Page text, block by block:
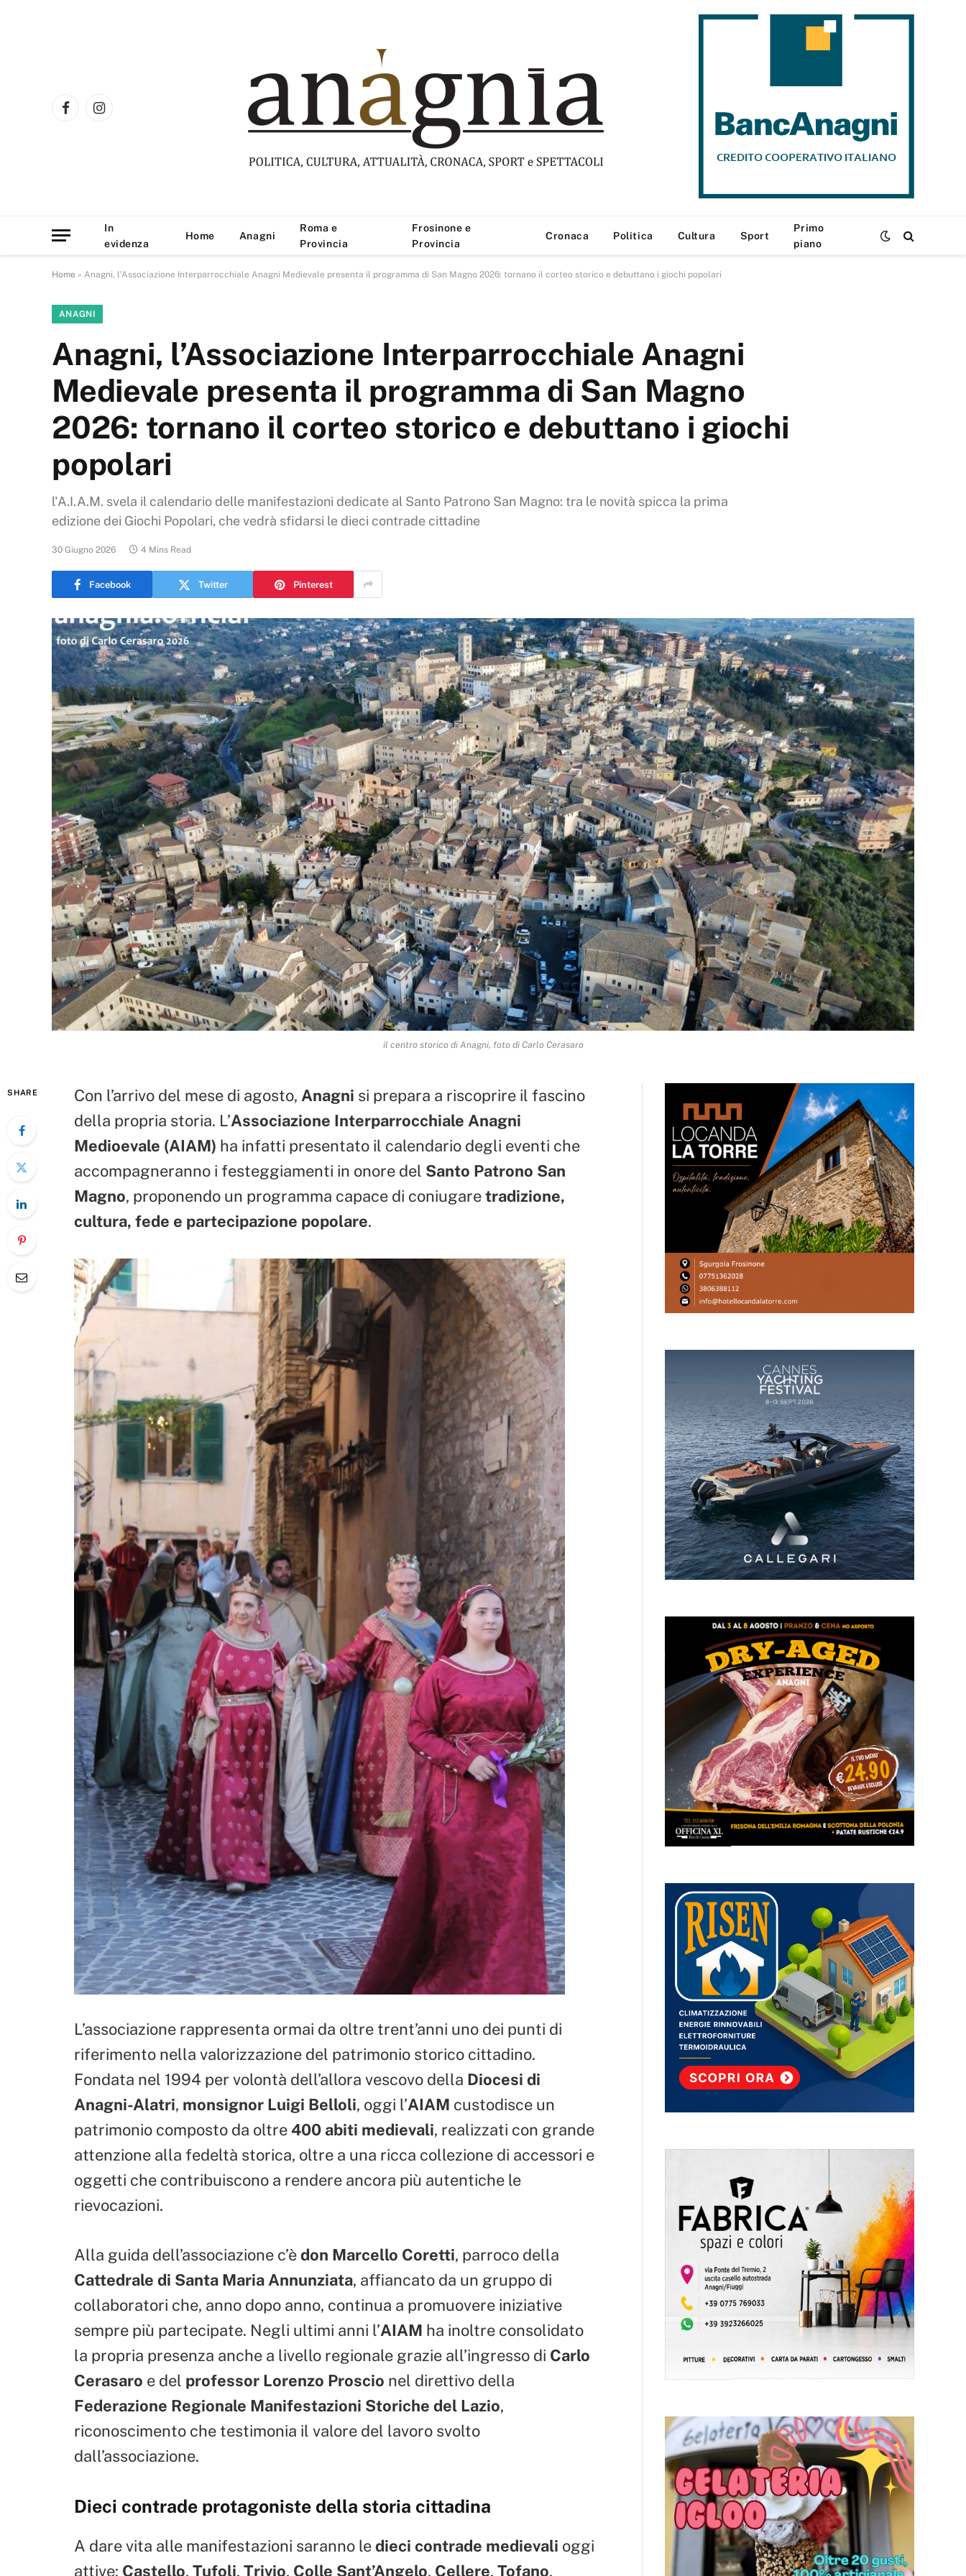
FacebookInstagram
In
evidenza
Home Anagni
Roma e
Provincia
Frosinone e
Provincia
Cronaca Politica Cultura Sport
Primo
piano
Home » Anagni, l’Associazione Interparrocchiale Anagni Medievale presenta il programma di San Magno 2026: tornano il corteo storico e debuttano i giochi popolari
ANAGNI
Anagni, l’Associazione Interparrocchiale Anagni
Medievale presenta il programma di San Magno
2026: tornano il corteo storico e debuttano i giochi
popolari
l'A.I.A.M. svela il calendario delle manifestazioni dedicate al Santo Patrono San Magno: tra le novità spicca la prima
edizione dei Giochi Popolari, che vedrà sfidarsi le dieci contrade cittadine
30 Giugno 2026 4 Mins Read
Facebook Twitter Pinterest
il centro storico di Anagni, foto di Carlo Cerasaro
SHARE Con l’arrivo del mese di agosto, Anagni si prepara a riscoprire il fascino
della propria storia. L’Associazione Interparrocchiale Anagni
Medioevale (AIAM) ha infatti presentato il calendario degli eventi che
accompagneranno i festeggiamenti in onore del Santo Patrono San
Magno, proponendo un programma capace di coniugaretradizione,
cultura, fede e partecipazione popolare.
L’associazione rappresenta ormai da oltre trent’anni uno dei punti di
riferimento nella valorizzazione del patrimonio storico cittadino.
Fondata nel 1994 per volontà dell’allora vescovo della Diocesi di
Anagni-Alatri, monsignor Luigi Belloli, oggi l’AIAM custodisce un
patrimonio composto da oltre 400 abiti medievali, realizzati con grande
attenzione alla fedeltà storica, oltre a una ricca collezione di accessori e
oggetti che contribuiscono a rendere ancora più autentiche le
rievocazioni.
Alla guida dell’associazione c’èdon Marcello Coretti, parroco della
Cattedrale di Santa Maria Annunziata, affiancato da un gruppo di
collaboratori che, anno dopo anno, continua a promuovere iniziative
sempre più partecipate. Negli ultimi anni l’AIAM ha inoltre consolidato
la propria presenza anche a livello regionale grazie all’ingresso di Carlo
Cerasaro e del professor Lorenzo Proscio nel direttivo della
Federazione Regionale Manifestazioni Storiche del Lazio,
riconoscimento che testimonia il valore del lavoro svolto
dall’associazione.
Dieci contrade protagoniste della storia cittadina
A dare vita alle manifestazioni saranno ledieci contrade medievali oggi
attive: Castello, Tufoli, Trivio, Colle Sant’Angelo, Cellere, Tofano,